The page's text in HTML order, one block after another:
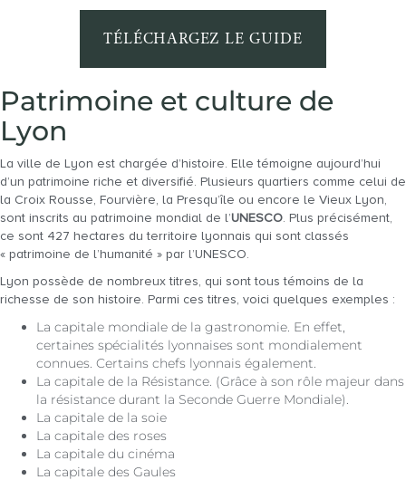
TÉLÉCHARGEZ LE GUIDE
Patrimoine et culture de
Lyon
La ville de Lyon est chargée d’histoire. Elle témoigne aujourd’hui
d’un patrimoine riche et diversifié. Plusieurs quartiers comme celui de
la Croix Rousse, Fourvière, la Presqu’île ou encore le Vieux Lyon,
sont inscrits au patrimoine mondial de l’UNESCO. Plus précisément,
ce sont 427 hectares du territoire lyonnais qui sont classés
« patrimoine de l’humanité » par l’UNESCO.
Lyon possède de nombreux titres, qui sont tous témoins de la
richesse de son histoire. Parmi ces titres, voici quelques exemples :
La capitale mondiale de la gastronomie. En effet,
certaines spécialités lyonnaises sont mondialement
connues. Certains chefs lyonnais également.
La capitale de la Résistance. (Grâce à son rôle majeur dans
la résistance durant la Seconde Guerre Mondiale).
La capitale de la soie
La capitale des roses
La capitale du cinéma
La capitale des Gaules